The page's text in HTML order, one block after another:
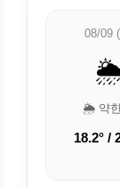
08/09
🌦️ 약
18.2° /